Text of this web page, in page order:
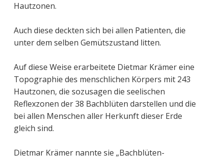
Hautzonen.
Auch diese deckten sich bei allen Patienten, die
unter dem selben Gemütszustand litten.
Auf diese Weise erarbeitete Dietmar Krämer eine
Topographie des menschlichen Körpers mit 243
Hautzonen, die sozusagen die seelischen
Reflexzonen der 38 Bachblüten darstellen und die
bei allen Menschen aller Herkunft dieser Erde
gleich sind.
Dietmar Krämer nannte sie „Bachblüten-